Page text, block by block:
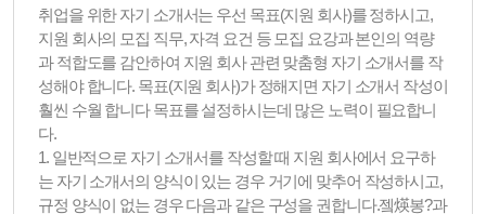
취업을 위한 자기 소개서는 우선 목표(지원 회사)를 정하시고,
지원 회사의 모집 직무, 자격 요건 등 모집 요강과 본인의 역량
과 적합도를 감안하여 지원 회사 관련 맞춤형 자기 소개서를 작
성해야 합니다. 목표(지원 회사)가 정해지면 자기 소개서 작성이
훨씬 수월 합니다 목표를 설정하시는데 많은 노력이 필요합니
다.
1. 일반적으로 자기 소개서를 작성할 때 지원 회사에서 요구하
는 자기 소개서의 양식이 있는 경우 거기에 맞추어 작성하시고,
규정 양식이 없는 경우 다음과 같은 구성을 권합니다.젴煐봉?과